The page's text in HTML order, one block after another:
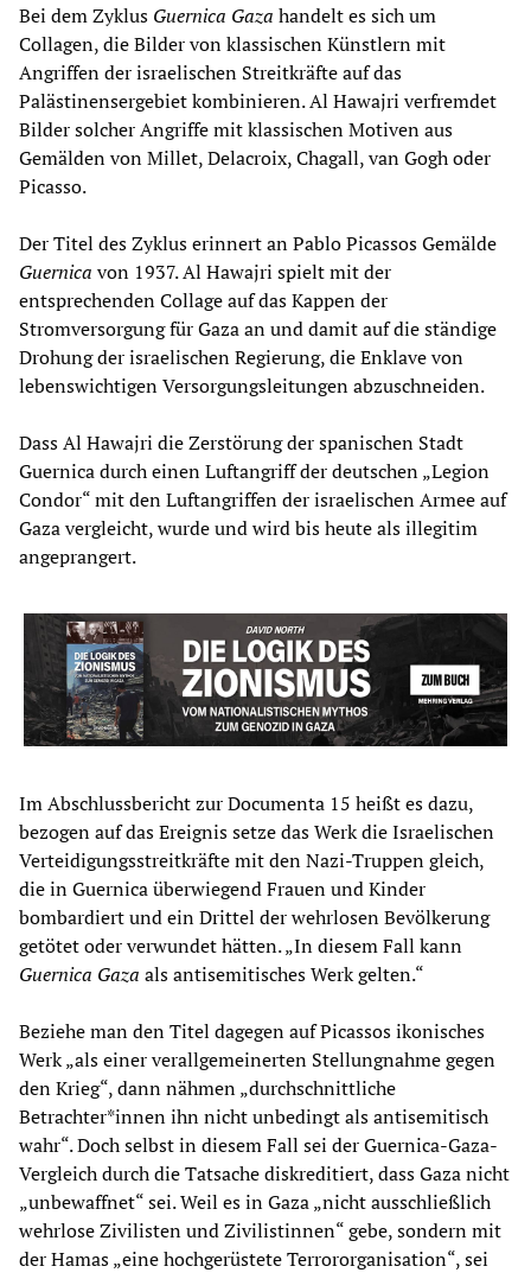
Bei dem Zyklus Guernica Gaza handelt es sich um
Collagen, die Bilder von klassischen Künstlern mit
Angriffen der israelischen Streitkräfte auf das
Palästinensergebiet kombinieren. Al Hawajri verfremdet
Bilder solcher Angriffe mit klassischen Motiven aus
Gemälden von Millet, Delacroix, Chagall, van Gogh oder
Picasso.
Der Titel des Zyklus erinnert an Pablo Picassos Gemälde
Guernica von 1937. Al Hawajri spielt mit der
entsprechenden Collage auf das Kappen der
Stromversorgung für Gaza an und damit auf die ständige
Drohung der israelischen Regierung, die Enklave von
lebenswichtigen Versorgungsleitungen abzuschneiden.
Dass Al Hawajri die Zerstörung der spanischen Stadt
Guernica durch einen Luftangriff der deutschen „Legion
Condor“ mit den Luftangriffen der israelischen Armee auf
Gaza vergleicht, wurde und wird bis heute als illegitim
angeprangert.
Im Abschlussbericht zur Documenta 15 heißt es dazu,
bezogen auf das Ereignis setze das Werk die Israelischen
Verteidigungsstreitkräfte mit den Nazi-Truppen gleich,
die in Guernica überwiegend Frauen und Kinder
bombardiert und ein Drittel der wehrlosen Bevölkerung
getötet oder verwundet hätten. „In diesem Fall kann
Guernica Gaza als antisemitisches Werk gelten.“
Beziehe man den Titel dagegen auf Picassos ikonisches
Werk „als einer verallgemeinerten Stellungnahme gegen
den Krieg“, dann nähmen „durchschnittliche
Betrachter*innen ihn nicht unbedingt als antisemitisch
wahr“. Doch selbst in diesem Fall sei der Guernica-Gaza-
Vergleich durch die Tatsache diskreditiert, dass Gaza nicht
„unbewaffnet“ sei. Weil es in Gaza „nicht ausschließlich
wehrlose Zivilisten und Zivilistinnen“ gebe, sondern mit
der Hamas „eine hochgerüstete Terrororganisation“, sei